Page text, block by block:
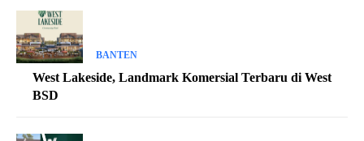
BANTEN
West Lakeside, Landmark Komersial Terbaru di West
BSD